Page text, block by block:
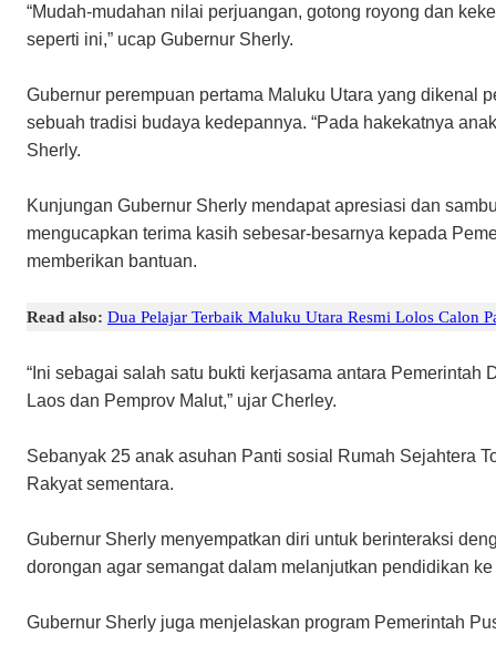
“Mudah-mudahan nilai perjuangan, gotong royong dan
seperti ini,” ucap Gubernur Sherly.
Gubernur perempuan pertama Maluku Utara yang dikenal
sebuah tradisi budaya kedepannya. “Pada hakekatnya
Sherly.
Kunjungan Gubernur Sherly mendapat apresiasi dan
mengucapkan terima kasih sebesar-besarnya kepada
memberikan bantuan.
Read also: Dua Pelajar Terbaik Maluku Utara Resmi Lolos Calon
“Ini sebagai salah satu bukti kerjasama antara
Laos dan Pemprov Malut,” ujar Cherley.
Sebanyak 25 anak asuhan Panti sosial Rumah Sejahtera
Rakyat sementara.
Gubernur Sherly menyempatkan diri untuk berinteraksi
dorongan agar semangat dalam melanjutkan pendidikan
Gubernur Sherly juga menjelaskan program Pemerintah